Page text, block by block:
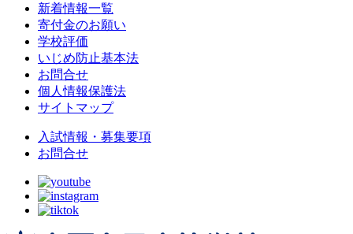
新着情報一覧
寄付金のお願い
学校評価
いじめ防止基本法
お問合せ
個人情報保護法
サイトマップ
入試情報・募集要項
お問合せ